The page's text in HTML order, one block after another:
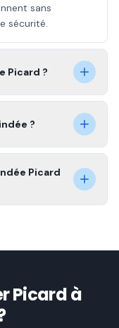
sans
sécurité.
Picard ?
?
Picard
Picard à